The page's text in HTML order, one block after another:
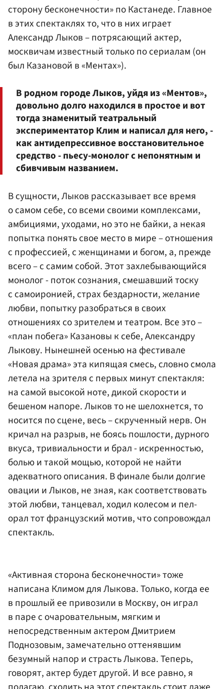
сторону бесконечности» по Кастанеде. Главное
в этих спектаклях то, что в них играет
Александр Лыков – потрясающий актер,
москвичам известный только по сериалам (он
был Казановой в «Ментах»).
В родном городе Лыков, уйдя из «Ментов»,
довольно долго находился в простое и вот
тогда знаменитый театральный
экспериментатор Клим и написал для него, -
как антидепрессивное восстановительное
средство - пьесу-монолог с непонятным и
сбивчивым названием.
В сущности, Лыков рассказывает все время
о самом себе, со всеми своими комплексами,
амбициями, уходами, но это не байки, а некая
попытка понять свое место в мире – отношения
с профессией, с женщинами и богом, а, прежде
всего – с самим собой. Этот захлебывающийся
монолог - поток сознания, смешавший тоску
с самоиронией, страх бездарности, желание
любви, попытку разобраться в своих
отношениях со зрителем и театром. Все это –
«план побега» Казановы к себе, Александру
Лыкову. Нынешней осенью на фестивале
«Новая драма» эта кипящая смесь, словно смола
летела на зрителя с первых минут спектакля:
на самой высокой ноте, дикой скорости и
бешеном напоре. Лыков то не шелохнется, то
носится по сцене, весь – скрученный нерв. Он
кричал на разрыв, не боясь пошлости, дурного
вкуса, тривиальности и брал - искренностью,
болью и такой мощью, которой не найти
адекватного описания. В финале были долгие
овации и Лыков, не зная, как соответствовать
этой любви, танцевал, ходил колесом и пел-
орал тот французский мотив, что сопровождал
спектакль.
«Активная сторона бесконечности» тоже
написана Климом для Лыкова. Только, когда ее
в прошлый ее привозили в Москву, он играл
в паре с очаровательным, мягким и
непосредственным актером Дмитрием
Поднозовым, замечательно оттенявшим
безумный напор и страсть Лыкова. Теперь,
говорят, актер будет другой. И все равно, я